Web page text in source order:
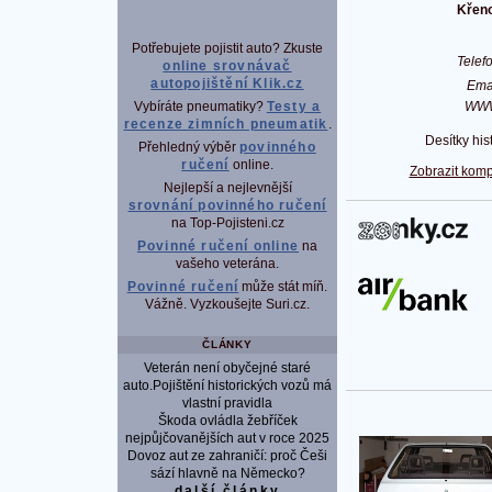
Potřebujete pojistit auto? Zkuste
online srovnávač
autopojištění Klik.cz
Vybíráte pneumatiky? Testy a
recenze zimních pneumatik .
Přehledný výběr povinného
ručení online.
Nejlepší a nejlevnější
srovnání povinného ručení
na Top-Pojisteni.cz
Povinné ručení online na
vašeho veterána.
Povinné ručení může stát míň.
Vážně. Vyzkoušejte Suri.cz.
ČLÁNKY
Veterán není obyčejné staré
auto.Pojištění historických vozů má
vlastní pravidla
Škoda ovládla žebříček
nejpůjčovanějších aut v roce 2025
Dovoz aut ze zahraničí: proč Češi
sází hlavně na Německo?
Desítky
Zobrazit